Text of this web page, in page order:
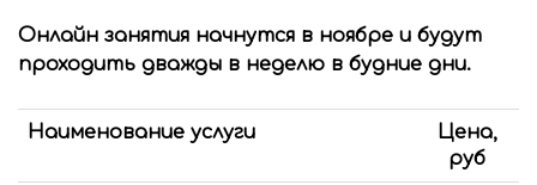
Онлайн занятия начнутся в ноябре и будут
проходить дважды в неделю в будние дни.
Наименование услуги
Цена,
руб